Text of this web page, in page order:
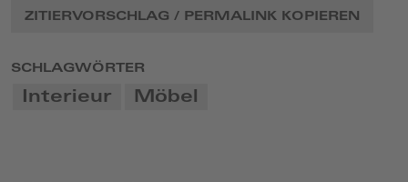
ZITIERVORSCHLAG / PERMALINK KOPIEREN
SCHLAGWÖRTER
Interieur Möbel